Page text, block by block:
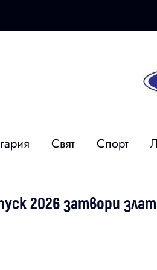
Свят Спорт
2026 затвори